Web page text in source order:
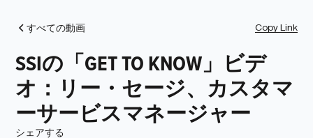
すべての動画 Copy Link
SSIの「GET TO KNOW」ビデ
オ：リー・セージ、カスタマ
ーサービスマネージャー
シェアする